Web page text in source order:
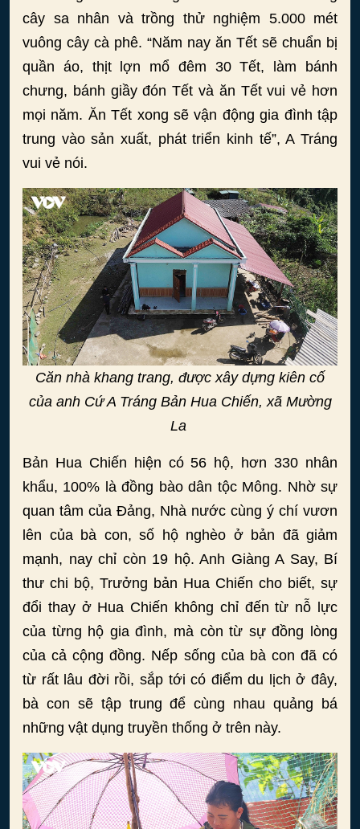
cây sa nhân và trồng thử nghiệm 5.000 mét
vuông cây cà phê. “Năm nay ăn Tết sẽ chuẩn bị
quần áo, thịt lợn mổ đêm 30 Tết, làm bánh
chưng, bánh giầy đón Tết và ăn Tết vui vẻ hơn
mọi năm. Ăn Tết xong sẽ vận động gia đình tập
trung vào sản xuất, phát triển kinh tế”, A Tráng
vui vẻ nói.
Căn nhà khang trang, được xây dựng kiên cố
của anh Cứ A Tráng Bản Hua Chiến, xã Mường
La
Bản Hua Chiến hiện có 56 hộ, hơn 330 nhân
khẩu, 100% là đồng bào dân tộc Mông. Nhờ sự
quan tâm của Đảng, Nhà nước cùng ý chí vươn
lên của bà con, số hộ nghèo ở bản đã giảm
mạnh, nay chỉ còn 19 hộ. Anh Giàng A Say, Bí
thư chi bộ, Trưởng bản Hua Chiến cho biết, sự
đổi thay ở Hua Chiến không chỉ đến từ nỗ lực
của từng hộ gia đình, mà còn từ sự đồng lòng
của cả cộng đồng. Nếp sống của bà con đã có
từ rất lâu đời rồi, sắp tới có điểm du lịch ở đây,
bà con sẽ tập trung để cùng nhau quảng bá
những vật dụng truyền thống ở trên này.